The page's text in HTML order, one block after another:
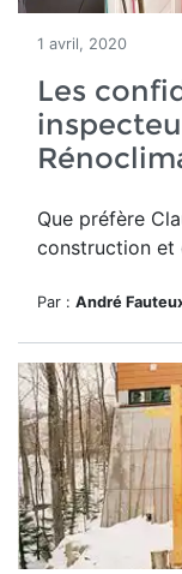
1 avril, 2020
Les
Que préfère
construction et
Par : André